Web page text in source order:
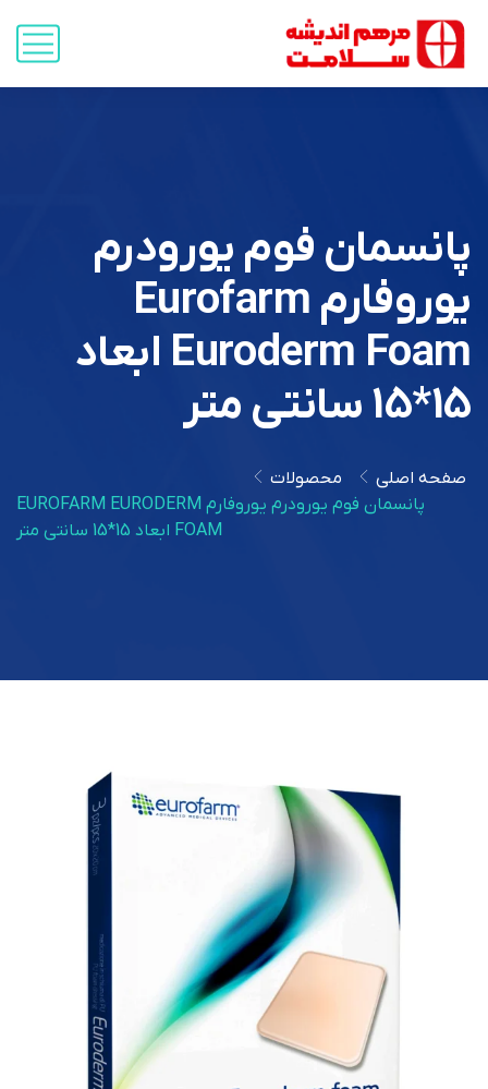
پانسمان فوم یورودرم
یوروفارم Eurofarm
Euroderm Foam ابعاد
15*15 سانتی متر
صفحه اصلی
محصولات
پانسمان فوم یورودرم یوروفارم EUROFARM EURODERM
FOAM ابعاد 15*15 سانتی متر